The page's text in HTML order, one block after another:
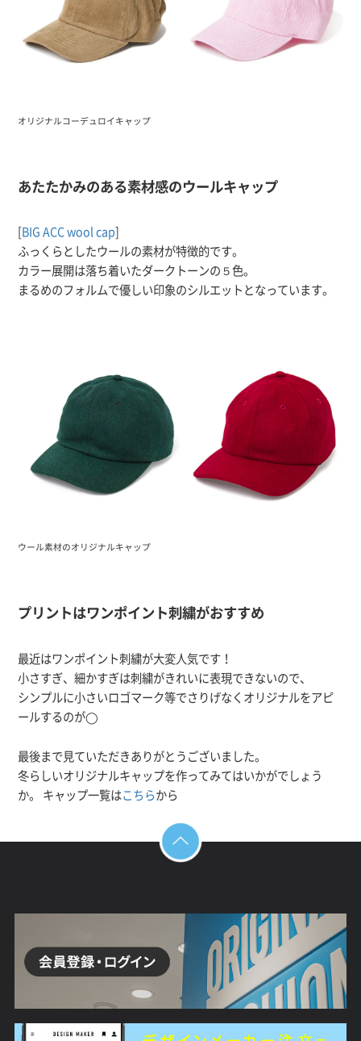
オリジナルコーデュロイキャップ
あたたかみのある素材感のウールキャップ
BIG ACC wool cap
ふっくらとしたウールの素材が特徴的です。
カラー展開は落ち着いたダークトーンの５色。
まるめのフォルムで優しい印象のシルエットとなっています。
ウール素材のオリジナルキャップ
プリントはワンポイント刺繍がおすすめ
最近はワンポイント刺繍が大変人気です！
小さすぎ、細かすぎは刺繍がきれいに表現できないので、
シンプルに小さいロゴマーク等でさりげなくオリジナルをアピ
ールするのが◯
最後まで見ていただきありがとうございました。
冬らしいオリジナルキャップを作ってみてはいかがでしょう
か。 キャップ一覧は こちら から